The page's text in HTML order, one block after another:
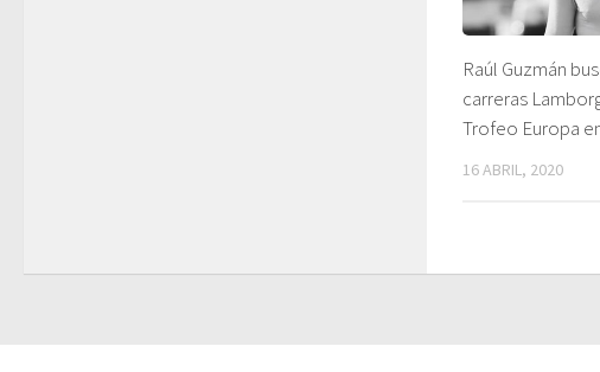
Raúl Guzmán
carreras
Trofeo Europa
16 ABRIL, 2020